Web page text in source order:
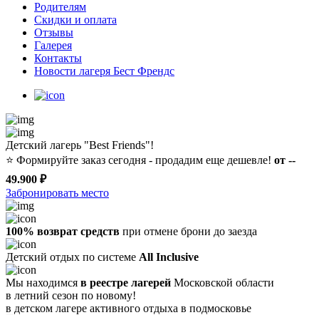
Родителям
Скидки и оплата
Отзывы
Галерея
Контакты
Новости лагеря Бест Френдс
Детский лагерь "Best Friends"!
⭐️ Формируйте заказ сегодня - продадим еще дешевле! от --
49.900 ₽
Забронировать место
100% возврат средств при отмене брони до заезда
Детский отдых по системе All Inclusive
Мы находимся в реестре лагерей Московской области
в летний сезон по новому!
в детском лагере активного отдыха в подмосковье